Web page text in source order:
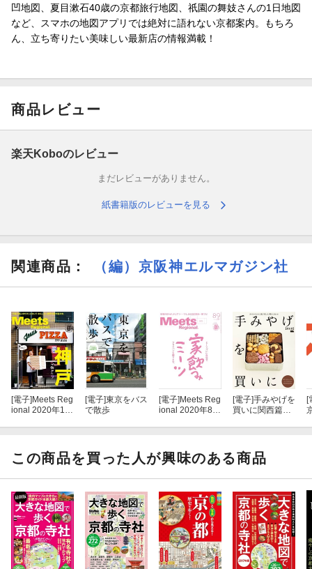
凹地図、夏目漱石40歳の京都旅行地図、祇園の舞妓さんの1日地図
など、スマホの地図アプリでは絶対に語れない京都案内。もちろ
ん、立ち寄りたい美味しい最新店の情報満載！
商品レビュー
楽天Koboのレビュー
まだレビューがありません。
紙書籍版のレビューを見る
関連商品 ： （編）京阪神エルマガジン社
[電子]Meets Reg
ional 2020年1月
[電子]東京をバス
で散歩
[電子]Meets Reg
ional 2020年8・
[電子]手みやげを
買いに関西篇・
[
この商品を買った人が興味のある商品